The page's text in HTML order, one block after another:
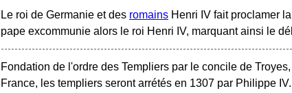
Le roi de Germanie et des romains Henri IV fait proclamer
pape excommunie alors le roi Henri IV, marquant ainsi le
Fondation de l'ordre des Templiers par le concile de
France, les templiers seront arrétés en 1307 par Philippe IV.